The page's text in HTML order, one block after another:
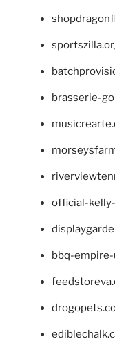
brasserie-
official-
bbq-empire-